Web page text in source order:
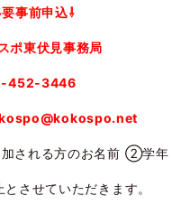
事前申込⇩
ポ東伏見事務局
3446
される方のお名前 ②学
させていただきます。